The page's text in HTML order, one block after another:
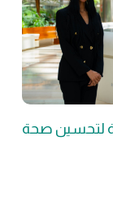
لتحسين صحة